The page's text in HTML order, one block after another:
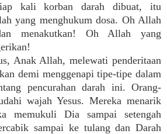
kali korban darah dibuat, itu
yang menghukum dosa. Oh Allah
menakutkan! Oh Allah yang
Anak Allah, melewati penderitaan
demi menggenapi tipe-tipe dalam
pencurahan darah ini. Orang-
wajah Yesus. Mereka menarik
memukuli Dia sampai setengah
sampai ke tulang dan Darah